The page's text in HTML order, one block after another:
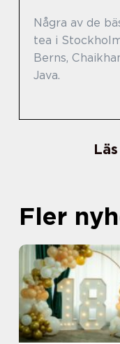
Några av de
tea i
Berns,
Java.
Fler